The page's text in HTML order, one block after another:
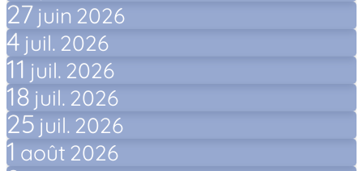
27 juin 2026
4 juil. 2026
11 juil. 2026
18 juil. 2026
25 juil. 2026
1 août 2026